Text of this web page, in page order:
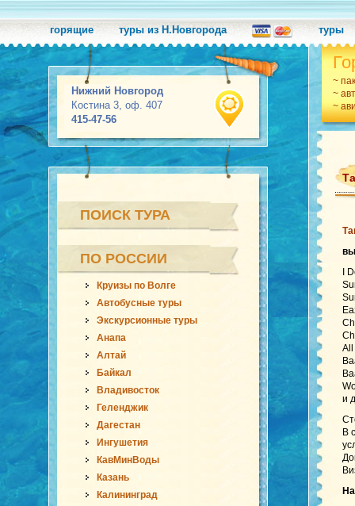
горящие туры из Н.Новгорода туры
Нижний Новгород
Костина 3, оф. 407
415-47-56
~
~
~
ПОИСК ТУРА
ПО РОССИИ
Круизы по Волге
Автобусные туры
Экскурсионные туры
Анапа
Алтай
Байкал
Владивосток
Геленджик
Дагестан
Ингушетия
КавМинВоды
Казань
Калининград
I
и
В